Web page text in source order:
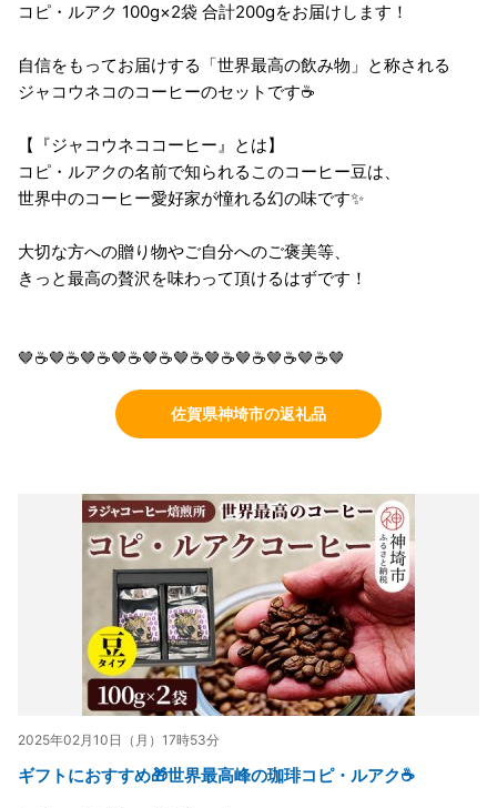
コピ・ルアク 100g×2袋 合計200gをお届けします！
自信をもってお届けする「世界最高の飲み物」と称される
ジャコウネコのコーヒーのセットです☕
【『ジャコウネココーヒー』とは】
コピ・ルアクの名前で知られるこのコーヒー豆は、
世界中のコーヒー愛好家が憧れる幻の味です✨
大切な方への贈り物やご自分へのご褒美等、
きっと最高の贅沢を味わって頂けるはずです！
🤎☕🤎☕🤎☕🤎☕🤎☕🤎☕🤎☕🤎☕🤎☕🤎☕🤎
佐賀県神埼市の返礼品
2025年02月10日（月）17時53分
ギフトにおすすめ🎁世界最高峰の珈琲コピ・ルアク☕